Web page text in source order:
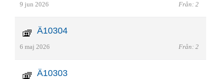
9 jun 2026 Från: 2
Ä10304
6 maj 2026 Från: 2
Ä10303